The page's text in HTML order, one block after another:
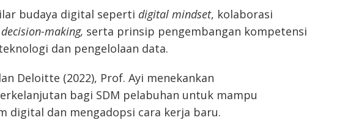
budaya digital seperti digital mindset, kolaborasi
making, serta prinsip pengembangan kompetensi
dan pengelolaan data.
Deloitte (2022), Prof. Ayi menekankan
bagi SDM pelabuhan untuk mampu
digital dan mengadopsi cara kerja baru.